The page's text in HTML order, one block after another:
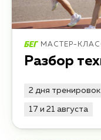
МАСТЕР-
Разбор
2 дня тренировок
17 и 21 августа